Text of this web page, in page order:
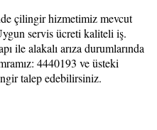
çilingir hizmetimiz mevcut
servis ücreti kaliteli iş.
ile alakalı arıza durumlarında
4440193 ve üsteki
talep edebilirsiniz.